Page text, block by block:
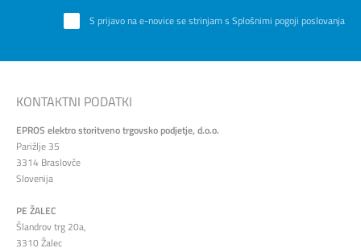
S prijavo na e-novice se strinjam s Splošnimi pogoji poslovanja
KONTAKTNI PODATKI
EPROS elektro storitveno trgovsko podjetje, d.o.o.
Parižlje 35
3314 Braslovče
Slovenija
PE ŽALEC
Šlandrov trg 20a,
3310 Žalec